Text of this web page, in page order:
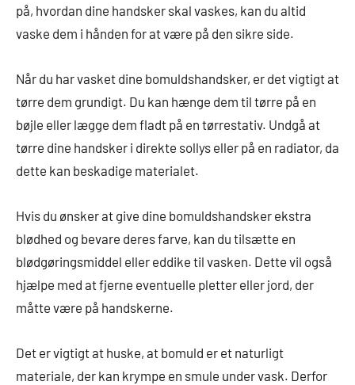
på, hvordan dine handsker skal vaskes, kan du altid
vaske dem i hånden for at være på den sikre side.
Når du har vasket dine bomuldshandsker, er det vigtigt at
tørre dem grundigt. Du kan hænge dem til tørre på en
bøjle eller lægge dem fladt på en tørrestativ. Undgå at
tørre dine handsker i direkte sollys eller på en radiator, da
dette kan beskadige materialet.
Hvis du ønsker at give dine bomuldshandsker ekstra
blødhed og bevare deres farve, kan du tilsætte en
blødgøringsmiddel eller eddike til vasken. Dette vil også
hjælpe med at fjerne eventuelle pletter eller jord, der
måtte være på handskerne.
Det er vigtigt at huske, at bomuld er et naturligt
materiale, der kan krympe en smule under vask. Derfor